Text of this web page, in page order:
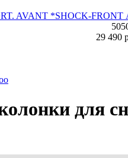
AVANT *SHOCK-FRONT
29 490
для